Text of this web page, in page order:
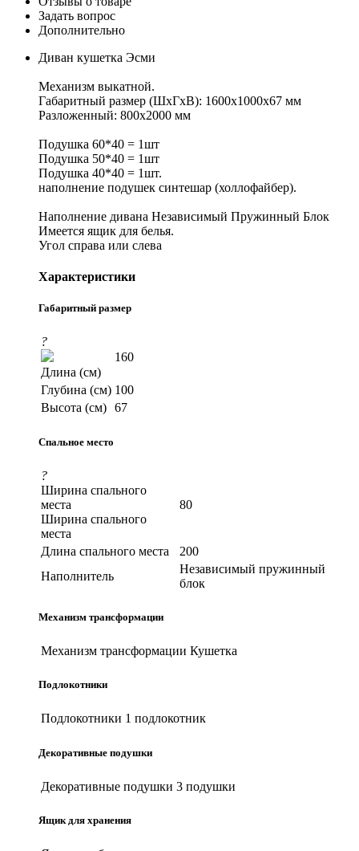
Задать вопрос
Дополнительно
Диван кушетка Эсми
Механизм выкатной.
Габаритный размер (ШхГхВ): 1600х1000х67 мм
Разложенный: 800х2000 мм
Подушка 60*40 = 1шт
Подушка 50*40 = 1шт
Подушка 40*40 = 1шт.
наполнение подушек синтешар (холлофайбер).
Наполнение дивана Независимый Пружинный Блок
Имеется ящик для белья.
Угол справа или слева
Характеристики
Габаритный размер
?
Длина (см)
160
Глубина (см) 100
Высота (см) 67
Спальное место
?
Ширина спального
места
Ширина спального
места
80
Длина спального места
200
Наполнитель
Независимый пружинный
блок
Механизм трансформации
Механизм трансформации Кушетка
Подлокотники
Подлокотники 1 подлокотник
Декоративные подушки
Декоративные подушки 3 подушки
Ящик для хранения